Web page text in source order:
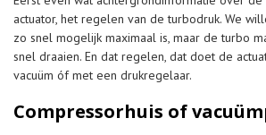
actuator, het regelen van de turbodruk. We
zo snel mogelijk maximaal is, maar de turbo
snel draaien. En dat regelen, dat doet de
vacuüm óf met een drukregelaar.
Compressorhuis of